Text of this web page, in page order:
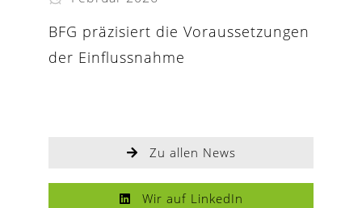
BFG präzisiert die Voraussetzungen
der Einflussnahme
Zu allen News
Wir auf LinkedIn